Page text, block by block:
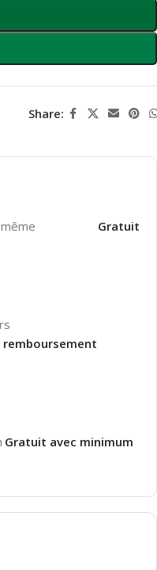
Share:
Gratuit
remboursement
Gratuit avec minimum